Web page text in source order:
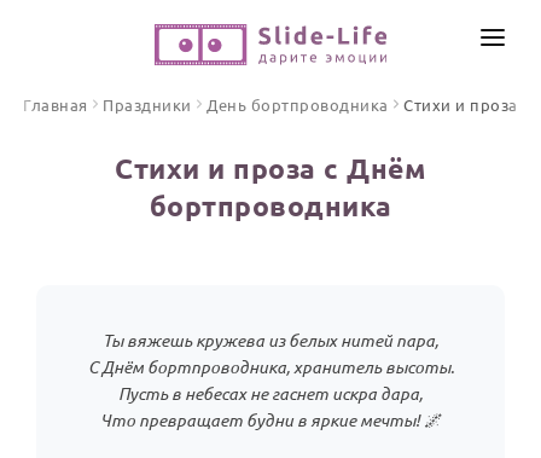
ПО ФОРМАТУ
Стихи и тексты
ПРАЗДНИКИ
ИНСТРУМЕНТЫ
ОТЗЫВЫ
Главная Праздники День бортпроводника Стихи и проза
Стихи и проза с Днём
бортпроводника
Ты вяжешь кружева из белых нитей пара,
С Днём бортпроводника, хранитель высоты.
Пусть в небесах не гаснет искра дара,
Что превращает будни в яркие мечты! 🌌